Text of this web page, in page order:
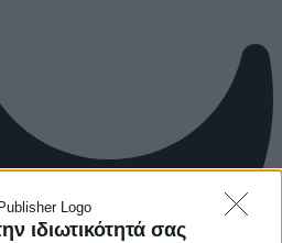
ιδιωτικότητά σας